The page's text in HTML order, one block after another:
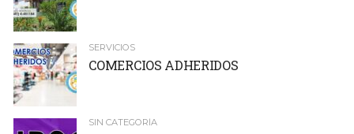
SERVICIOS
COMERCIOS ADHERIDOS
SIN CATEGORÍA